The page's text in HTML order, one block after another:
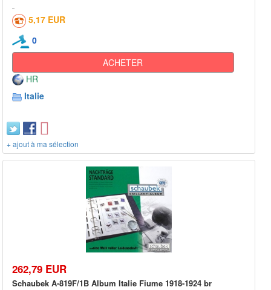
5,17 EUR
0
ACHETER
HR
Italie
+ ajout à ma sélection
262,79 EUR
Schaubek A-819F/1B Album Italie Fiume 1918-1924 br